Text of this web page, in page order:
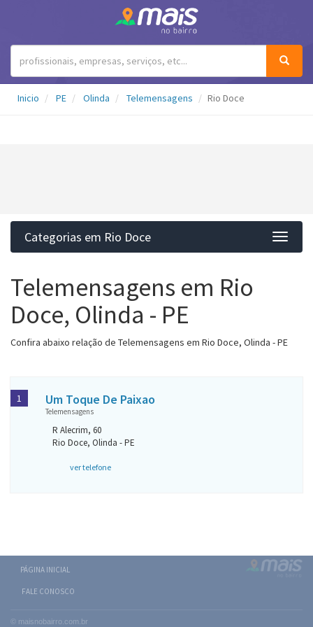
Inicio PE Olinda Telemensagens Rio Doce
Categorias em Rio Doce
Telemensagens em Rio
Doce, Olinda - PE
Confira abaixo relação de Telemensagens em Rio Doce, Olinda - PE
Um Toque De Paixao
Telemensagens
R Alecrim, 60
Rio Doce, Olinda - PE
ver telefone
1
PÁGINA INICIAL
FALE CONOSCO
© maisnobairro.com.br